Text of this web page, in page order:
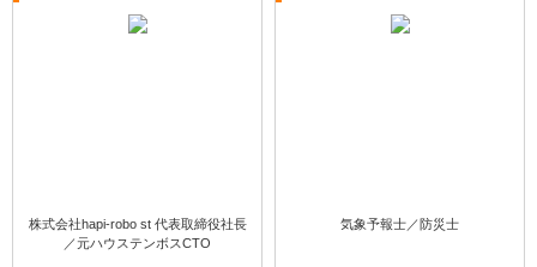
株式会社hapi-robo st 代表取締役社長
／元ハウステンボスCTO
気象予報士／防災士